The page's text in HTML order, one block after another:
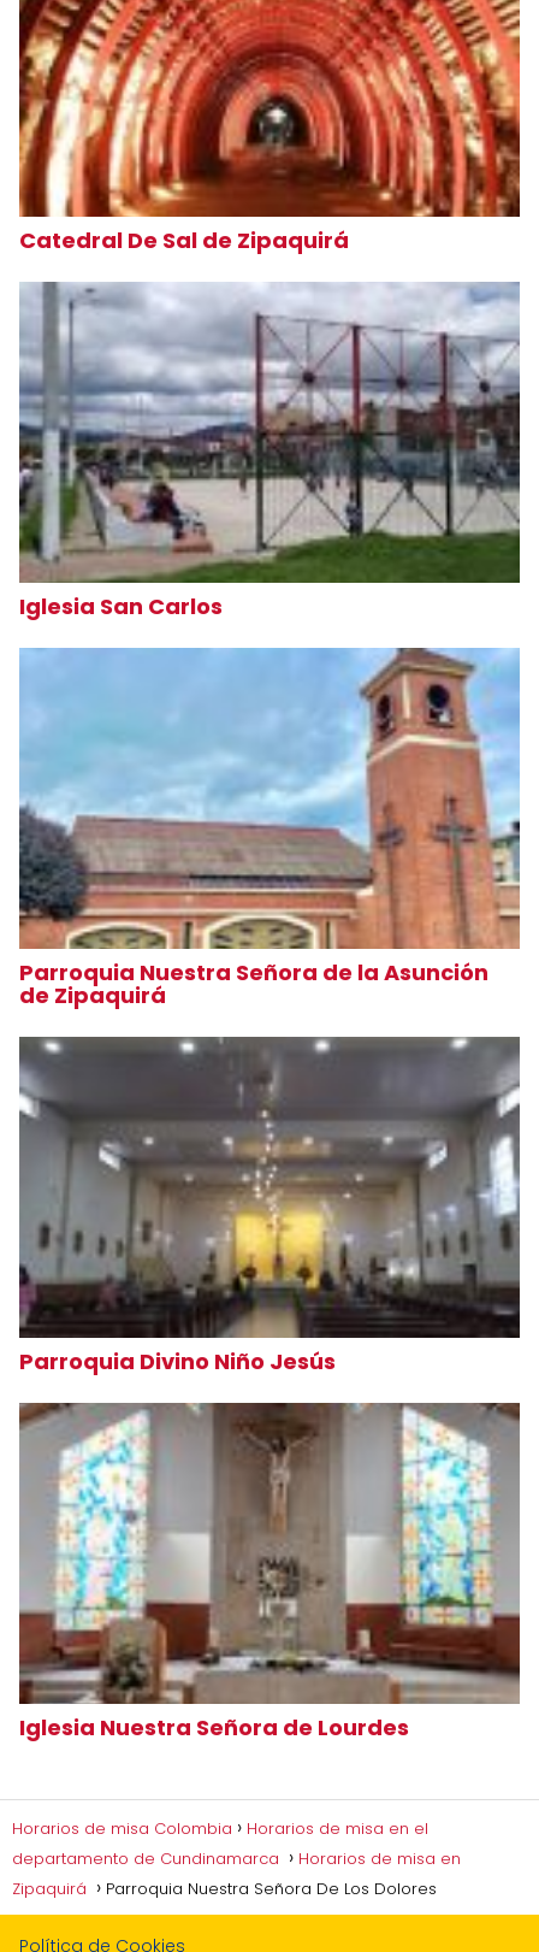
Catedral De Sal de Zipaquirá
Iglesia San Carlos
Parroquia Nuestra Señora de la Asunción
de Zipaquirá
Parroquia Divino Niño Jesús
Iglesia Nuestra Señora de Lourdes
Horarios de misa Colombia
Horarios de misa en el
departamento de Cundinamarca
Horarios de misa en
Zipaquirá
Parroquia Nuestra Señora De Los Dolores
Política de Cookies